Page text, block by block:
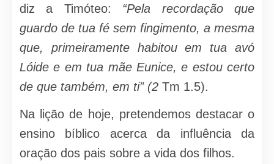
diz a Timóteo: “Pela recor­dação que
guardo de tua fé sem fingi­mento, a mesma
que, primeiramente habitou em tua avó
Lóide e em tua mãe Eunice, e estou certo
de que também, em ti” (2 Tm 1.5).
Na lição de hoje, pretendemos des­tacar o
ensino bíblico acerca da influên­cia da
oração dos pais sobre a vida dos filhos.